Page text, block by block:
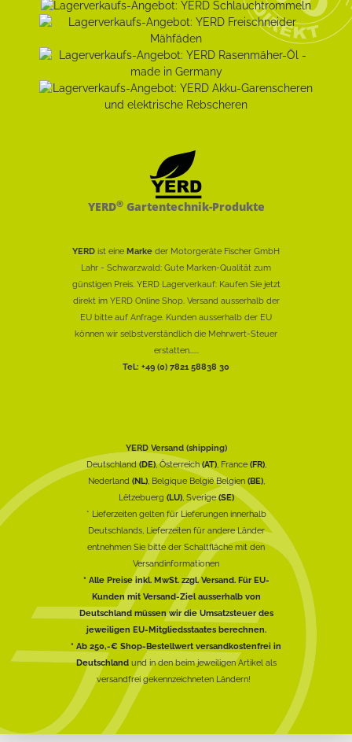
YERD®Gartentechnik-Produkte
YERD ist eine Marke der Motorgeräte Fischer GmbH
Lahr - Schwarzwald: Gute Marken-Qualität zum
günstigen Preis. YERD Lagerverkauf: Kaufen Sie jetzt
direkt im YERD Online Shop. Versand ausserhalb der
EU bitte auf Anfrage. Kunden ausserhalb der EU
können wir selbstverständlich die Mehrwert-Steuer
erstatten......
Tel.: +49 (0) 7821 58838 30
YERD Versand (shipping)
Deutschland(DE), Österreich(AT), France (FR),
Nederland (NL), Belgique België Belgien (BE),
Lëtzebuerg (LU), Sverige(SE)
* Lieferzeiten gelten für Lieferungen innerhalb
Deutschlands, Lieferzeiten für andere Länder
entnehmen Sie bitte der Schaltfläche mit den
Versandinformationen
* Alle Preise inkl. MwSt. zzgl. Versand. Für EU-
Kunden mit Versand-Ziel ausserhalb von
Deutschland müssen wir die Umsatzsteuer des
jeweiligen EU-Mitgliedsstaates berechnen.
* Ab 250,-€ Shop-Bestellwert versandkostenfrei in
Deutschlandund in den beim jeweiligen Artikel als
versandfrei gekennzeichneten Ländern!